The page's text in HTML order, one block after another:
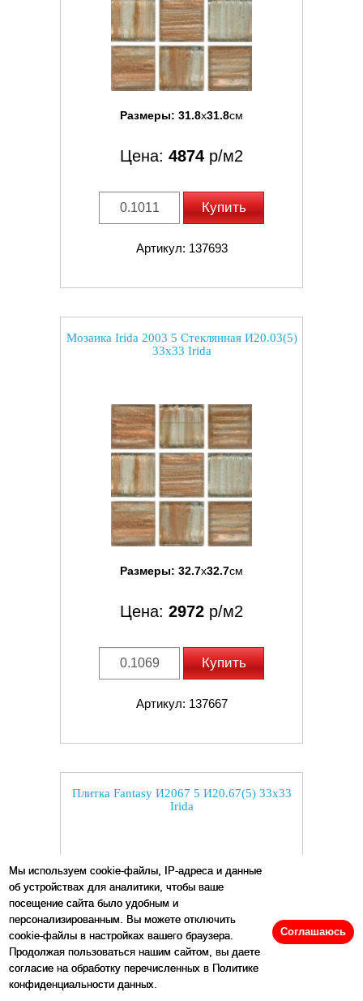
Мы используем cookie-файлы, IP-адреса и данные
об устройствах для аналитики, чтобы ваше
посещение сайта было удобным и
персонализированным. Вы можете отключить
cookie-файлы в настройках вашего браузера.
Продолжая пользоваться нашим сайтом, вы даете
согласие на обработку перечисленных в Политике
конфиденциальности данных.
Соглашаюсь
Размеры: 31.8x31.8см
Цена: 4874 р/м2
Купить
Артикул: 137693
Мозаика Irida 2003 5 Стеклянная И20.03(5)
33x33 Irida
Размеры: 32.7x32.7см
Цена: 2972 р/м2
Купить
Артикул: 137667
Плитка Fantasy И2067 5 И20.67(5) 33x33
Irida